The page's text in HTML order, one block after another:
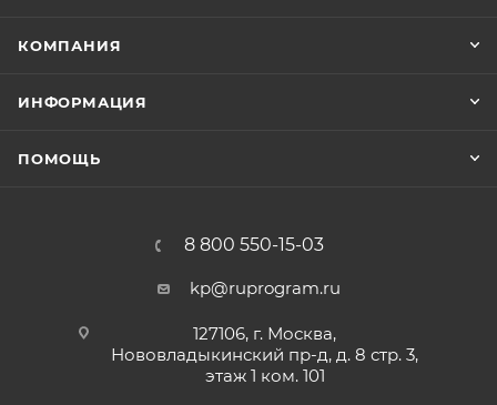
КОМПАНИЯ
ИНФОРМАЦИЯ
ПОМОЩЬ
8 800 550-15-03
kp@ruprogram.ru
127106, г. Москва,
Нововладыкинский пр-д, д. 8 стр. 3,
этаж 1 ком. 101